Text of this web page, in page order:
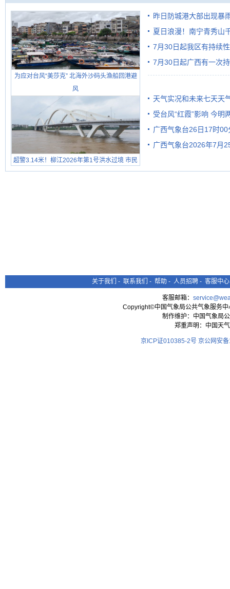
为应对台风“美莎克” 北海外沙码头渔船回港避
风
超警3.14米！柳江2026年第1号洪水过境 市民
在堤岸见证汛况
昨日防城港大部出现暴
雨
夏日浪漫！南宁青秀山
7月30日起我区有持续
7月30日起广西有一次
天气实况和未来七天天
受台风“红霞”影响 今明
有较强降雨
广西气象台26日17时
广西气象台2026年7月
关于我们 - 联系我们 - 帮助 - 人员招聘 - 客服中心
客服邮箱：
Copyright©中国气象局公共气象服务
制作维护：中国气象局
郑重声明：中国天
京ICP证010385-2号 京公网安